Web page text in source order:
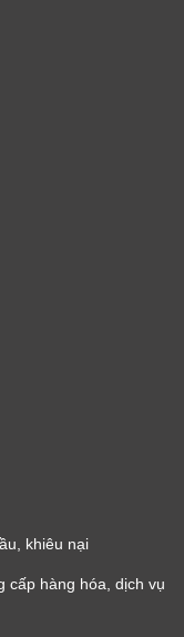
khiêu nại
cấp hàng hóa, dịch vụ